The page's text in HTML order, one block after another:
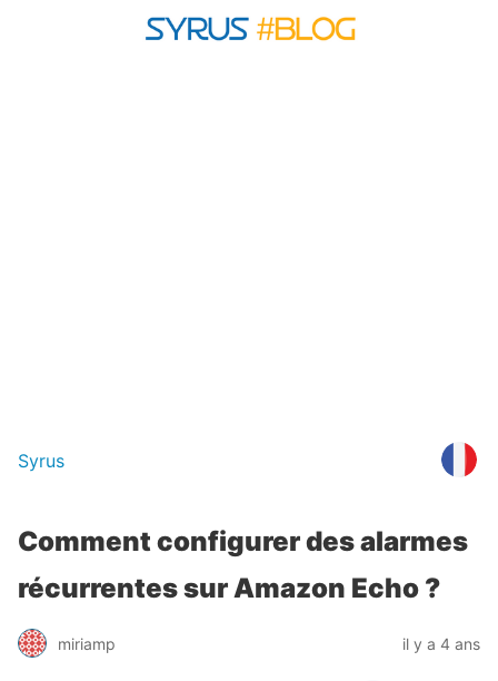
Syrus
Comment configurer des alarmes
récurrentes sur Amazon Echo ?
miriamp il y a 4 ans